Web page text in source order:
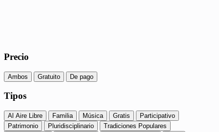
Precio
Ambos Gratuito De pago
Tipos
Al Aire Libre Familia Música Gratis
Participativo
Patrimonio
Pluridisciplinario
Tradiciones Populares